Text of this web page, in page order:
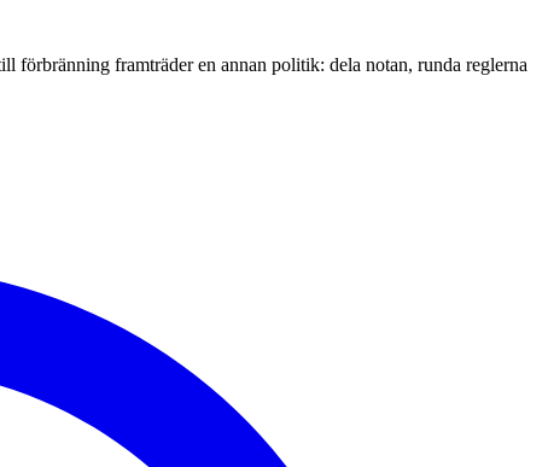
förbränning framträder en annan politik: dela notan, runda reglerna